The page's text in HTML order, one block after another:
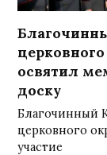
церковного
освятил
доску
Благочинный
церковного
участие